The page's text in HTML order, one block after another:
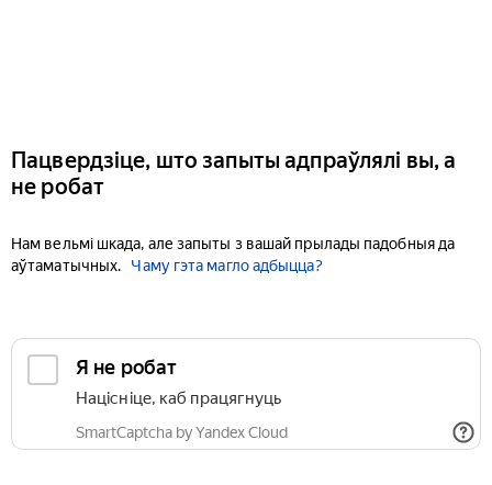
Пацвердзіце, што запыты адпраўлялі вы, а
не робат
Нам вельмі шкада, але запыты з вашай прылады падобныя да
аўтаматычных.
Чаму гэта магло адбыцца?
Я не робат
Націсніце, каб працягнуць
SmartCaptcha by Yandex Cloud